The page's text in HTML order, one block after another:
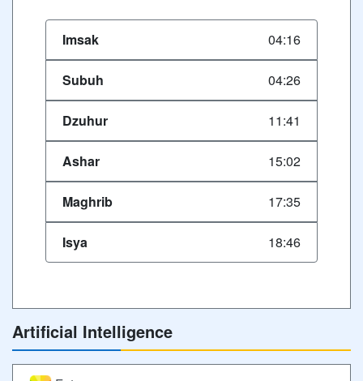
Imsak 04:16
Subuh 04:26
Dzuhur 11:41
Ashar 15:02
Maghrib 17:35
Isya 18:46
Artificial Intelligence